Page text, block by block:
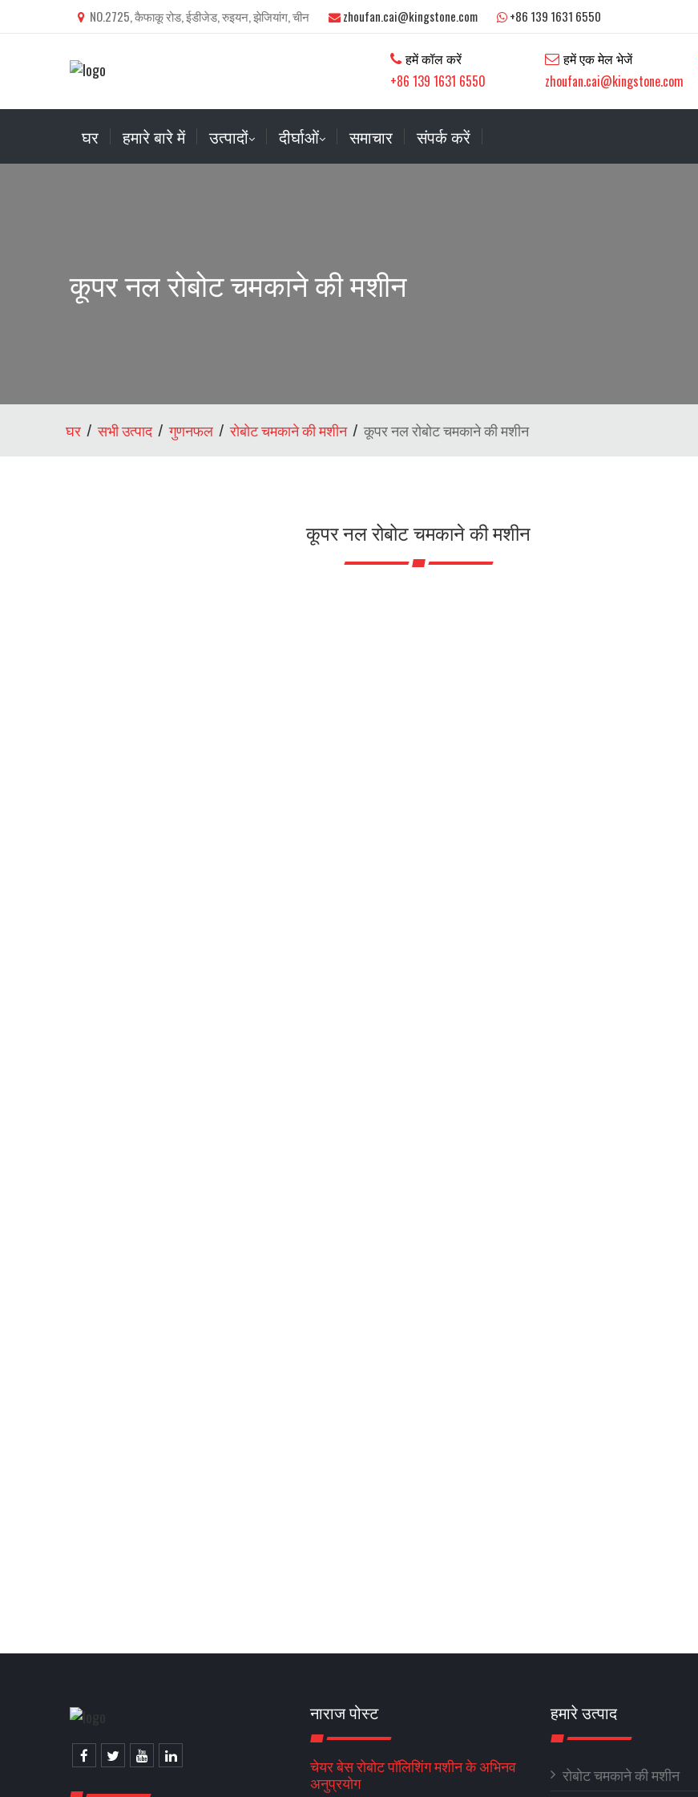
NO.2725, कैफाकू रोड, ईडीजेड, रुइयन, झेजियांग, चीन zhoufan.cai@kingstone.com +86 139 1631 6550
हमें कॉल करें
+86 139 1631 6550
हमें एक मेल भेजें
zhoufan.cai@kingstone.com
घर हमारे बारे में उत्पादों दीर्घाओं समाचार संपर्क करें
कूपर नल रोबोट चमकाने की मशीन
घर सभी उत्पाद गुणनफल रोबोट चमकाने की मशीन कूपर नल रोबोट चमकाने की मशीन
कूपर नल रोबोट चमकाने की मशीन
नाराज पोस्ट
चेयर बेस रोबोट पॉलिशिंग मशीन के अभिनव
अनुप्रयोग
हमारे उत्पाद
रोबोट चमकाने की मशीन